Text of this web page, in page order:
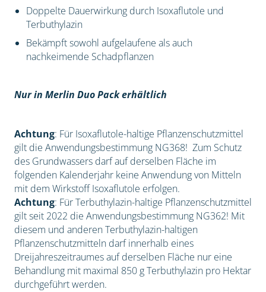
Doppelte Dauerwirkung durch Isoxaflutole und
Terbuthylazin
Bekämpft sowohl aufgelaufene als auch
nachkeimende Schadpflanzen
Nur in Merlin Duo Pack erhältlich
Achtung: Für Isoxaflutole-haltige Pflanzenschutzmittel
gilt die Anwendungsbestimmung NG368! Zum Schutz
des Grundwassers darf auf derselben Fläche im
folgenden Kalenderjahr keine Anwendung von Mitteln
mit dem Wirkstoff Isoxaflutole erfolgen.
Achtung: Für Terbuthylazin-haltige Pflanzenschutzmittel
gilt seit 2022 die Anwendungsbestimmung NG362! Mit
diesem und anderen Terbuthylazin-haltigen
Pflanzenschutzmitteln darf innerhalb eines
Dreijahreszeitraumes auf derselben Fläche nur eine
Behandlung mit maximal 850 g Terbuthylazin pro Hektar
durchgeführt werden.